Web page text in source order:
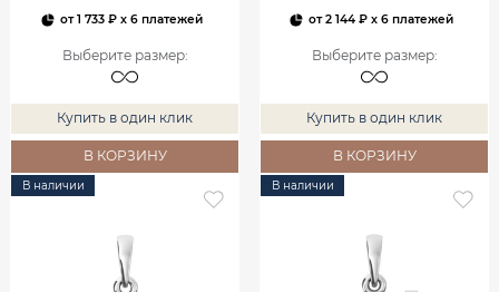
от1 733 ₽ x 6 платежей
Выберите размер:
Купить в один клик
В КОРЗИНУ
от2 144 ₽ x 6 платежей
Выберите размер:
Купить в один клик
В КОРЗИНУ
В наличии В наличии